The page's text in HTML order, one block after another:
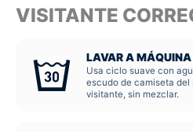
VISITANTE
LAVAR A
Usa ciclo suave con
escudo de camiseta
visitante, sin mezclar.